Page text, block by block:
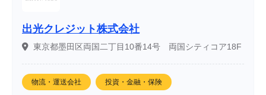
出光クレジット株式会社
東京都墨田区両国二丁目10番14号 両国シティコア18F
物流・運送会社 投資・金融・保険